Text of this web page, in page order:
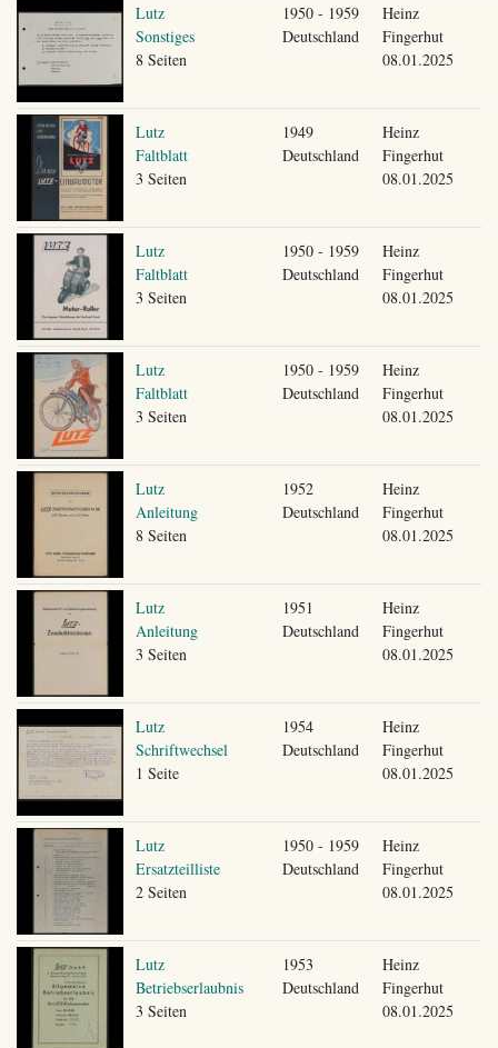
Lutz
Sonstiges
8 Seiten
1950 - 1959
Deutschland
Heinz
Fingerhut
08.01.2025
Lutz
Faltblatt
3 Seiten
1949
Deutschland
Heinz
Fingerhut
08.01.2025
Lutz
Faltblatt
3 Seiten
1950 - 1959
Deutschland
Heinz
Fingerhut
08.01.2025
Lutz
Faltblatt
3 Seiten
1950 - 1959
Deutschland
Heinz
Fingerhut
08.01.2025
Lutz
Anleitung
8 Seiten
1952
Deutschland
Heinz
Fingerhut
08.01.2025
Lutz
Anleitung
3 Seiten
1951
Deutschland
Heinz
Fingerhut
08.01.2025
Lutz
Schriftwechsel
1 Seite
1954
Deutschland
Heinz
Fingerhut
08.01.2025
Lutz
Ersatzteilliste
2 Seiten
1950 - 1959
Deutschland
Heinz
Fingerhut
08.01.2025
Lutz
Betriebserlaubnis
3 Seiten
1953
Deutschland
Heinz
Fingerhut
08.01.2025